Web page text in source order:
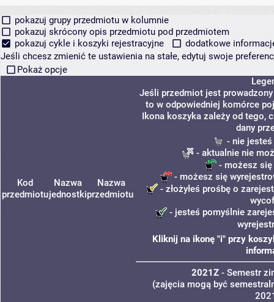
pokazuj grupy przedmiotu w kolumnie
pokazuj skrócony opis przedmiotu pod przedmiotem
pokazuj cykle i koszyki rejestracyjne
dodatkowe
Jeśli chcesz zmienić te ustawienia na stałe, edytuj swoje
Pokaż opcje
Kod
przedmiotu
Nazwa
jednostki
Nazwa
przedmiotu
Jeśli przedmiot jest
to w odpowiedniej komórce
Ikona koszyka zależy od tego,
dany
- nie
- aktualnie nie
- możesz się
- możesz się
- złożyłeś prośbę o
- jesteś pomyślnie
Kliknij na ikonę "i" przy
2021Z - Semestr
(zajęcia mogą być